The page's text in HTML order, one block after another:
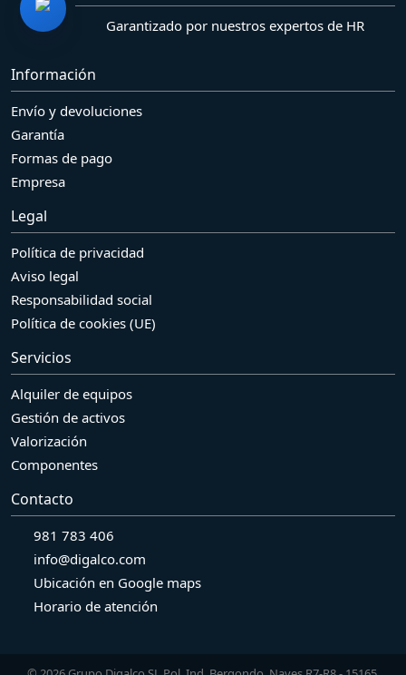
Garantizado por nuestros expertos de HR
Información
Envío y devoluciones
Garantía
Formas de pago
Empresa
Legal
Política de privacidad
Aviso legal
Responsabilidad social
Política de cookies (UE)
Servicios
Alquiler de equipos
Gestión de activos
Valorización
Componentes
Contacto
981 783 406
info@digalco.com
Ubicación en Google maps
Horario de atención